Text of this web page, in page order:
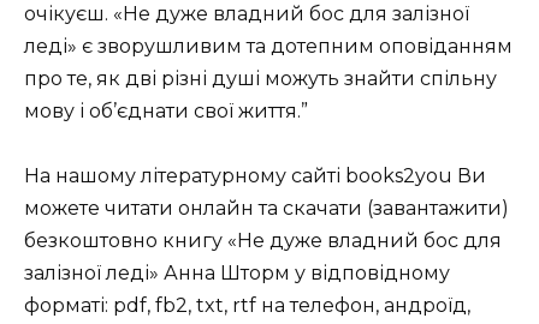
очікуєш. «Не дуже владний бос для залізної
леді» є зворушливим та дотепним оповіданням
про те, як дві різні душі можуть знайти спільну
мову і об’єднати свої життя.”
На нашому літературному сайті books2you Ви
можете читати онлайн та скачати (завантажити)
безкоштовно книгу «Не дуже владний бос для
залізної леді» Анна Шторм у відповідному
форматі: pdf, fb2, txt, rtf на телефон, андроїд,